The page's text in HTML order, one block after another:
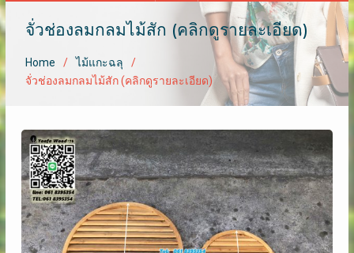
จั่วช่องลมกลมไม้สัก (คลิกดูรายละเอียด)
Home
ไม้แกะฉลุ
จั่วช่องลมกลมไม้สัก (คลิกดูรายละเอียด)